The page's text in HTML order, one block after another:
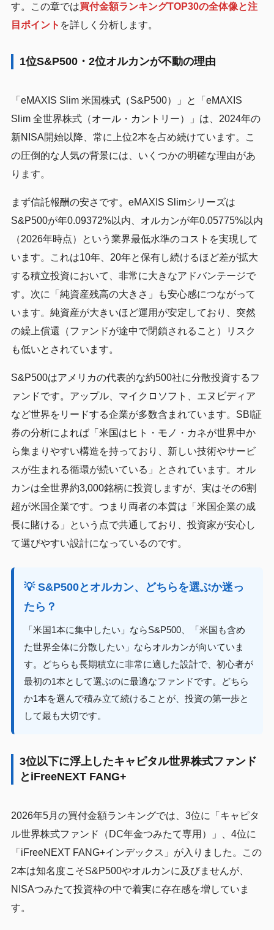
す。この章では買付金額ランキングTOP30の全体像と注
目ポイント を詳しく分析します。
1位S&P500・2位オルカンが不動の理由
「eMAXIS Slim 米国株式（S&P500）」と「eMAXIS
Slim 全世界株式（オール・カントリー）」は、2024年の
新NISA開始以降、常に上位2本を占め続けています。こ
の圧倒的な人気の背景には、いくつかの明確な理由があ
ります。
まず信託報酬の安さです。eMAXIS Slimシリーズは
S&P500が年0.09372%以内、オルカンが年0.05775%以内
（2026年時点）という業界最低水準のコストを実現して
います。これは10年、20年と保有し続けるほど差が拡大
する積立投資において、非常に大きなアドバンテージで
す。次に「純資産残高の大きさ」も安心感につながって
います。純資産が大きいほど運用が安定しており、突然
の繰上償還（ファンドが途中で閉鎖されること）リスク
も低いとされています。
S&P500はアメリカの代表的な約500社に分散投資するフ
ァンドです。アップル、マイクロソフト、エヌビディア
など世界をリードする企業が多数含まれています。SBI証
券の分析によれば「米国はヒト・モノ・カネが世界中か
ら集まりやすい構造を持っており、新しい技術やサービ
スが生まれる循環が続いている」とされています。オル
カンは全世界約3,000銘柄に投資しますが、実はその6割
超が米国企業です。つまり両者の本質は「米国企業の成
長に賭ける」という点で共通しており、投資家が安心し
て選びやすい設計になっているのです。
💡 S&P500とオルカン、どちらを選ぶか迷っ
たら？
「米国1本に集中したい」ならS&P500、「米国も含め
た世界全体に分散したい」ならオルカンが向いていま
す。どちらも長期積立に非常に適した設計で、初心者が
最初の1本として選ぶのに最適なファンドです。どちら
か1本を選んで積み立て続けることが、投資の第一歩と
して最も大切です。
3位以下に浮上したキャピタル世界株式ファンド
とiFreeNEXT FANG+
2026年5月の買付金額ランキングでは、3位に「キャピタ
ル世界株式ファンド（DC年金つみたて専用）」、4位に
「iFreeNEXT FANG+インデックス」が入りました。この
2本は知名度こそS&P500やオルカンに及びませんが、
NISAつみたて投資枠の中で着実に存在感を増していま
す。